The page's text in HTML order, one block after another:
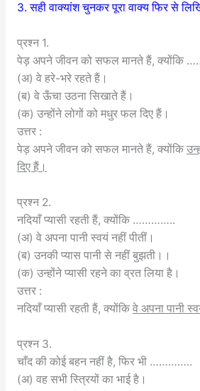
3. सही वाक्यांश चुनकर पूरा वाक्य फिर से
प्रश्न 1.
पेड़ अपने जीवन को सफल मानते हैं, क्योंकि
(अ) वे हरे-भरे रहते हैं।
(ब) वे ऊँचा उठना सिखाते हैं।
(क) उन्होंने लोगों को मधुर फल दिए हैं।
उत्तर :
पेड़ अपने जीवन को सफल मानते हैं, क्योंकि
दिए हैं।
प्रश्न 2.
नदियाँ प्यासी रहती हैं, क्योंकि …………..
(अ) वे अपना पानी स्वयं नहीं पीतीं।
(ब) उनकी प्यास पानी से नहीं बुझती।।
(क) उन्होंने प्यासी रहने का व्रत लिया है।
उत्तर :
नदियाँ प्यासी रहती हैं, क्योंकि वे अपना पानी
प्रश्न 3.
चाँद की कोई बहन नहीं है, फिर भी …………..
(अ) वह सभी स्त्रियों का भाई है।